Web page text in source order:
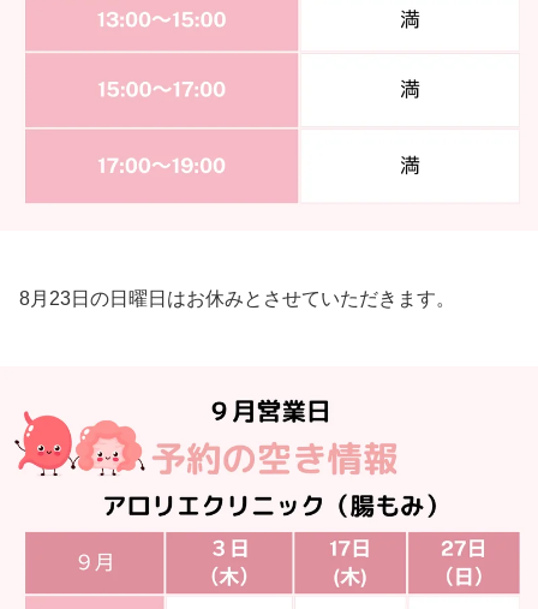
8月23日の日曜日はお休みとさせていただきます。